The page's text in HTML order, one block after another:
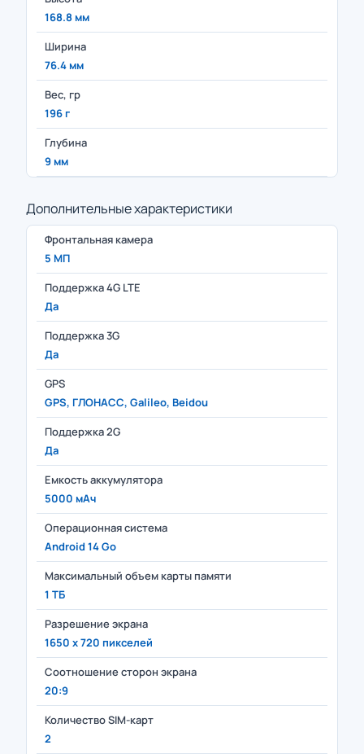
168.8 мм
Ширина
76.4 мм
Вес, гр
196 г
Глубина
9 мм
Дополнительные характеристики
Фронтальная камера
5 МП
Поддержка 4G LTE
Да
Поддержка 3G
Да
GPS
GPS, ГЛОНАСС, Galileo, Beidou
Поддержка 2G
Да
Емкость аккумулятора
5000 мАч
Операционная система
Android 14 Go
Максимальный объем карты памяти
1 ТБ
Разрешение экрана
1650 x 720 пикселей
Соотношение сторон экрана
20:9
Количество SIM-карт
2